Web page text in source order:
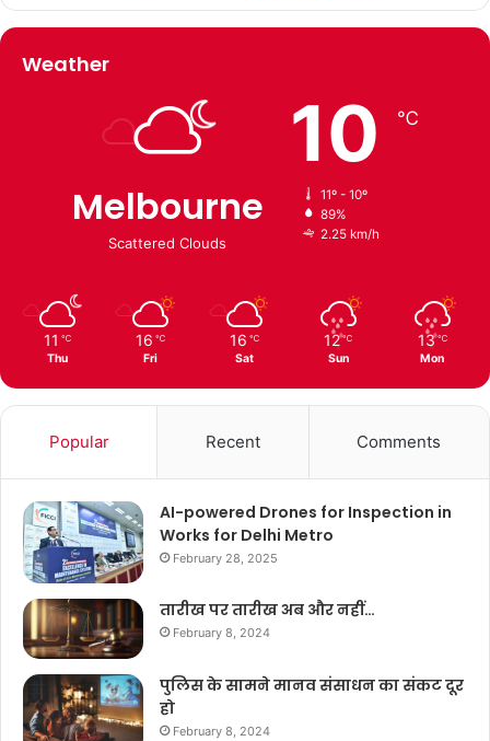
Weather
Melbourne
Scattered Clouds
10 ℃
11º - 10º
89%
2.25 km/h
11 ℃
Thu
16 ℃
Fri
16 ℃
Sat
12 ℃
Sun
13 ℃
Mon
Popular Recent Comments
AI-powered Drones for Inspection in
Works for Delhi Metro
February 28, 2025
तारीख पर तारीख अब और नहीं…
February 8, 2024
पुलिस के सामने मानव संसाधन का संकट दूर
हो
February 8, 2024